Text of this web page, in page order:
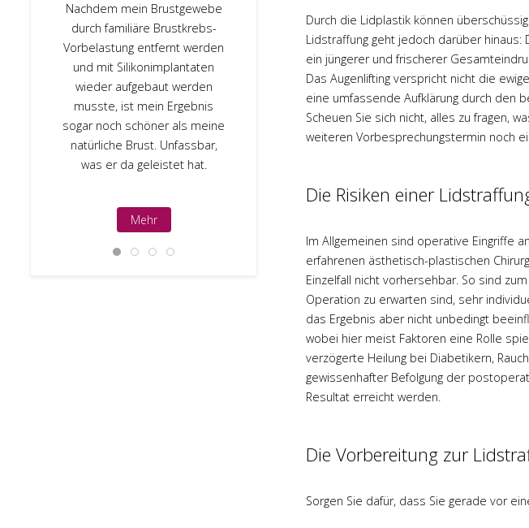
Nachdem mein Brustgewebe
durch familiäre Brustkrebs-
Vorbelastung entfernt werden
und mit Silikonimplantaten
wieder aufgebaut werden
musste, ist mein Ergebnis
sogar noch schöner als meine
natürliche Brust. Unfassbar,
was er da geleistet hat.
Mehr
hervorragende Arbeit geleistet
und auch in der Zeit nach der
OP war er für Rückfragen per
Email immer erreichbar und
sofort und geduldig
geantwortet. Ein empathischer
Arzt, dem ich mich gerne
Durch die Lidplastik können
Lidstraffung geht jedoch darüber
ein jüngerer und frischerer
Das Augenlifting verspricht nicht die
eine umfassende Aufklärung durch den
Scheuen Sie sich nicht, alles zu fragen,
weiteren Vorbesprechungstermin noch
Die Risiken einer
Im Allgemeinen sind operative Eingriffe
erfahrenen ästhetisch-plastischen
Einzelfall nicht vorhersehbar. So sind
Operation zu erwarten sind, sehr
das Ergebnis aber nicht unbedingt
wobei hier meist Faktoren eine Rolle
verzögerte Heilung bei Diabetikern,
gewissenhafter Befolgung der
Resultat erreicht werden.
Die Vorbereitung zur
Sorgen Sie dafür, dass Sie gerade vor